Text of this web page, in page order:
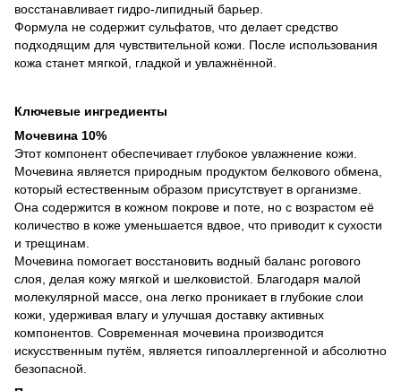
восстанавливает гидро-липидный барьер.
Формула не содержит сульфатов, что делает средство
подходящим для чувствительной кожи. После использования
кожа станет мягкой, гладкой и увлажнённой.
Ключевые ингредиенты
Мочевина 10%
Этот компонент обеспечивает глубокое увлажнение кожи.
Мочевина является природным продуктом белкового обмена,
который естественным образом присутствует в организме.
Она содержится в кожном покрове и поте, но с возрастом её
количество в коже уменьшается вдвое, что приводит к сухости
и трещинам.
Мочевина помогает восстановить водный баланс рогового
слоя, делая кожу мягкой и шелковистой. Благодаря малой
молекулярной массе, она легко проникает в глубокие слои
кожи, удерживая влагу и улучшая доставку активных
компонентов. Современная мочевина производится
искусственным путём, является гипоаллергенной и абсолютно
безопасной.